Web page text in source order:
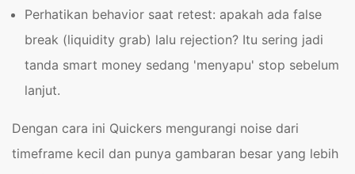
Perhatikan behavior saat retest: apakah ada false
break (liquidity grab) lalu rejection? Itu sering jadi
tanda smart money sedang 'menyapu' stop sebelum
lanjut.
Dengan cara ini Quickers mengurangi noise dari
timeframe kecil dan punya gambaran besar yang lebih